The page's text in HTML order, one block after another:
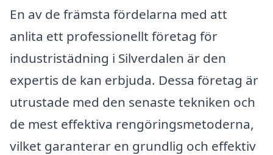
En av de främsta fördelarna med att
anlita ett professionellt företag för
industristädning i Silverdalen är den
expertis de kan erbjuda. Dessa företag är
utrustade med den senaste tekniken och
de mest effektiva rengöringsmetoderna,
vilket garanterar en grundlig och effektiv